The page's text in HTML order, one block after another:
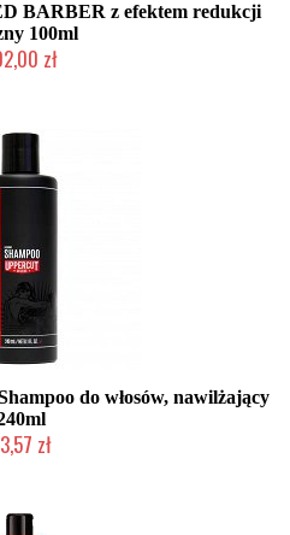
BARBER z efektem redukcji
100ml
zł
do włosów, nawilżający
zł